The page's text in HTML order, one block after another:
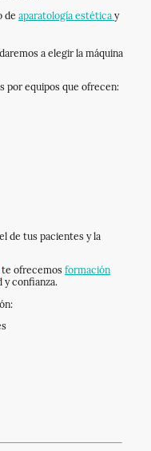
de aparatología estética y
a elegir la máquina
por equipos que ofrecen:
de tus pacientes y la
te ofrecemos formación
y confianza.